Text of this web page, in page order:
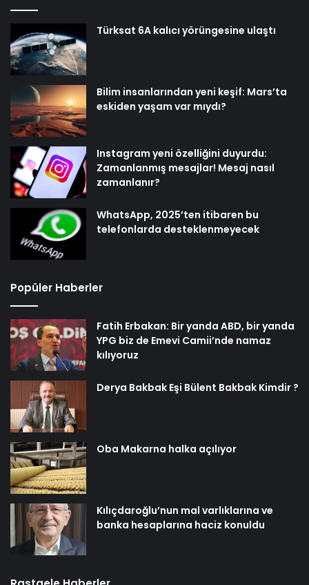
Türksat 6A kalıcı yörüngesine ulaştı
Bilim insanlarından yeni keşif: Mars’ta
eskiden yaşam var mıydı?
Instagram yeni özelliğini duyurdu:
Zamanlanmış mesajlar! Mesaj nasıl
zamanlanır?
WhatsApp, 2025’ten itibaren bu
telefonlarda desteklenmeyecek
Popüler Haberler
Fatih Erbakan: Bir yanda ABD, bir yanda
YPG biz de Emevi Camii’nde namaz
kılıyoruz
Derya Bakbak Eşi Bülent Bakbak Kimdir ?
Oba Makarna halka açılıyor
Kılıçdaroğlu’nun mal varlıklarına ve
banka hesaplarına haciz konuldu